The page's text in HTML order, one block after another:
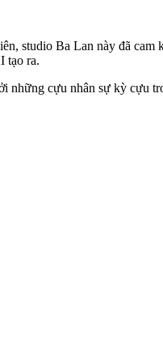
studio Ba Lan này đã cam
tạo ra.
cựu nhân sự kỳ cựu